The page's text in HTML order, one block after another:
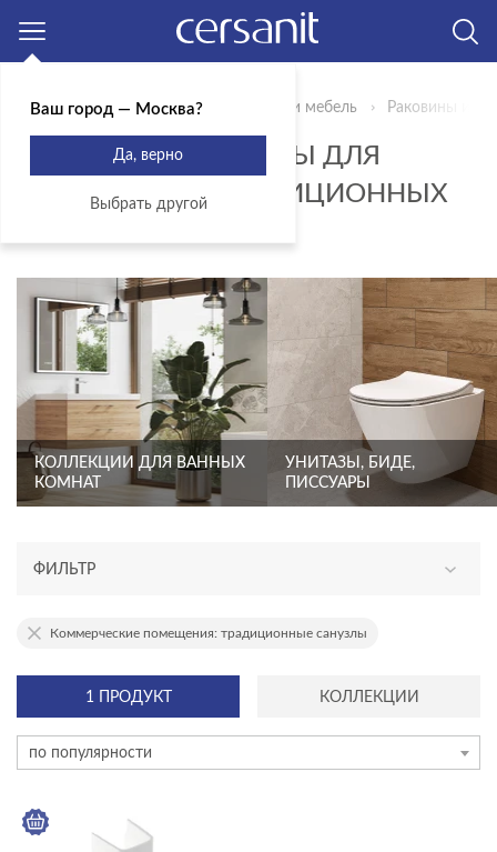
Главная Продукты Сантехника и мебель Раковины и
ПОЛУ- И ПЬЕДЕСТАЛЫ ДЛЯ
РАКОВИН ДЛЯ ТРАДИЦИОННЫХ
КОЛЛЕКЦИИ ДЛЯ ВАННЫХ
КОМНАТ
УНИТАЗЫ, БИДЕ,
ПИССУАРЫ
ФИЛЬТР
ТИП ПРОДУКТА
КОЛЛЕКЦИЯ
1 ПРОДУКТ КОЛЛЕКЦИИ
по популярности
Коммерческие помещения: традиционные санузлы
Ваш город — Москва?
Да, верно
Выбрать другой